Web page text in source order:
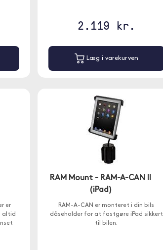
2.119 kr.
Læg i varekurven
er
altid
RAM Mount - RAM-A-CAN II
(iPad)
RAM-A-CAN er monteret i din bils
dåseholder for at fastgøre iPad sikkert
til bilen.